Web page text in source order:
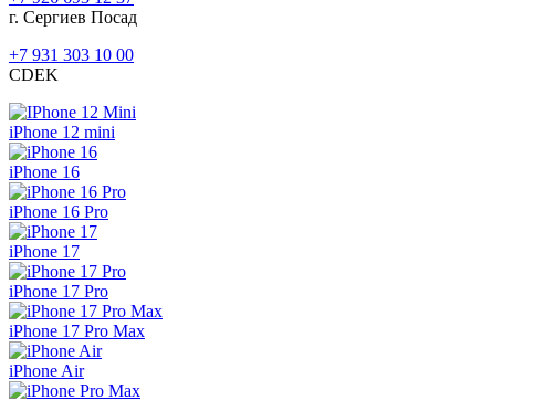
г. Сергиев Посад
+7 931 303 10 00
CDEK
iPhone 12 mini
iPhone 16
iPhone 16 Pro
iPhone 17
iPhone 17 Pro
iPhone 17 Pro Max
iPhone Air